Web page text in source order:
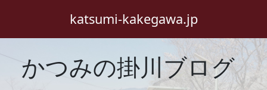
katsumi-kakegawa.jp
かつみの掛川ブログ